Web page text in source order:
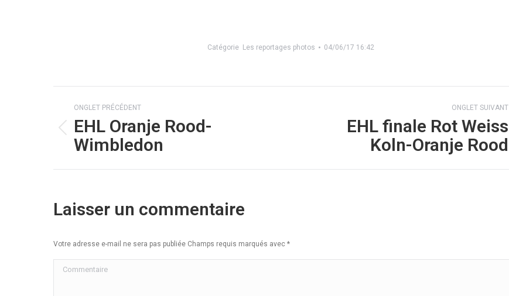
Catégorie Les reportages photos 04/06/17 16:42
Navigation
de
commentaire
ONGLET PRÉCÉDENT
Onglet
précédent
EHL Oranje Rood-
Wimbledon
ONGLET SUIVANT
EHL finale Rot Weiss
Koln-Oranje Rood
Laisser un commentaire
Votre adresse e-mail ne sera pas publiée Champs requis marqués avec *
Commentaire